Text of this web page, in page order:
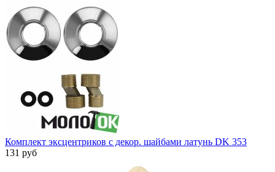
Комплект эксцентриков с декор. шайбами латунь DK 353
131 руб